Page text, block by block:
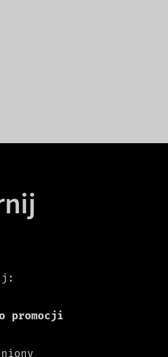
promocji